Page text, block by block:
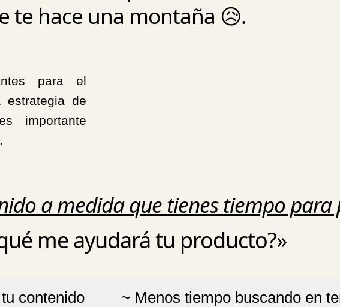
te hace una montaña 😥.
para el
estrategia de
importante
a medida que tienes tiempo para
me ayudará tu producto?»
contenido
~ Menos tiempo buscando en